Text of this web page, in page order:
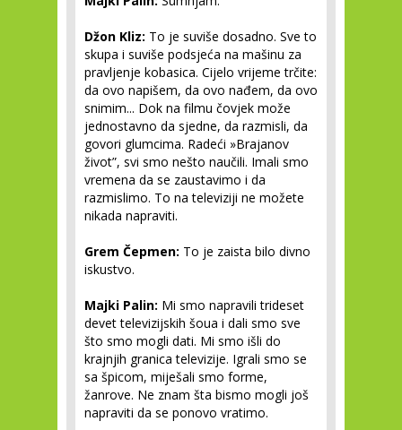
Džon Kliz: To je suviše dosadno. Sve to
skupa i suviše podsjeća na mašinu za
pravljenje kobasica. Cijelo vrijeme trčite:
da ovo napišem, da ovo nađem, da ovo
snimim... Dok na filmu čovjek može
jednostavno da sjedne, da razmisli, da
govori glumcima. Radeći »Brajanov
život”, svi smo nešto naučili. Imali smo
vremena da se zaustavimo i da
razmislimo. To na televiziji ne možete
nikada napraviti.
Grem Čepmen: To je zaista bilo divno
iskustvo.
Majki Palin: Mi smo napravili trideset
devet televizijskih šoua i dali smo sve
što smo mogli dati. Mi smo išli do
krajnjih granica televizije. Igrali smo se
sa špicom, miješali smo forme,
žanrove. Ne znam šta bismo mogli još
napraviti da se ponovo vratimo.